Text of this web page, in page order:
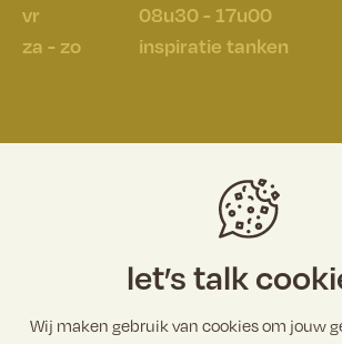
vr
08u30 - 17u00
za - zo
inspiratie tanken
schrijf je in op onze
let’s talk
Wij maken gebruik van cookies om jouw